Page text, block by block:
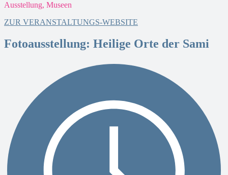
Ausstellung, Museen
ZUR VERANSTALTUNGS-WEBSITE
Fotoausstellung: Heilige Orte der Sami